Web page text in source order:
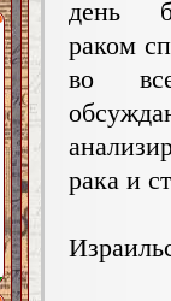
день
раком
во
рака и